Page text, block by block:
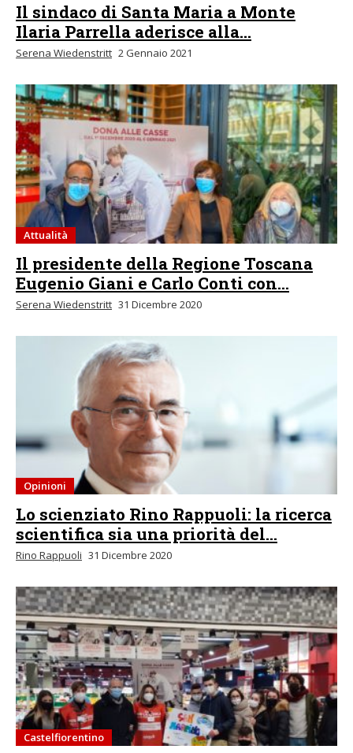
Il sindaco di Santa Maria a Monte
Ilaria Parrella aderisce alla...
Serena Wiedenstritt 2 Gennaio 2021
Attualità
Il presidente della Regione Toscana
Eugenio Giani e Carlo Conti con...
Serena Wiedenstritt 31 Dicembre 2020
Opinioni
Lo scienziato Rino Rappuoli: la ricerca
scientifica sia una priorità del...
Rino Rappuoli 31 Dicembre 2020
Castelfiorentino